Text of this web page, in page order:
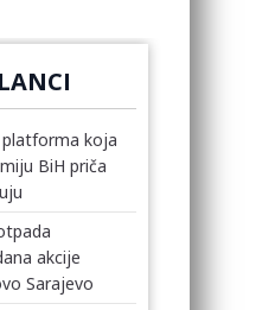
koja
BiH priča
akcije
Sarajevo